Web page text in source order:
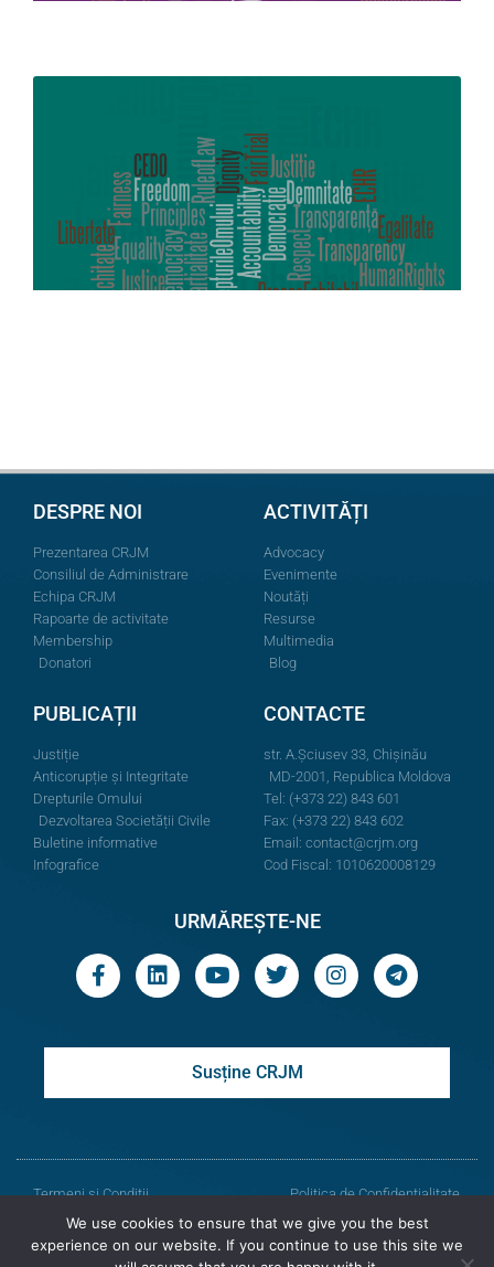
DESPRE NOI
Prezentarea CRJM
Consiliul de Administrare
Echipa CRJM
Rapoarte de activitate
Membership
Donatori
ACTIVITĂȚI
Advocacy
Evenimente
Noutăți
Resurse
Multimedia
Blog
PUBLICAȚII
Justiție
Anticorupție și Integritate
Drepturile Omului
Dezvoltarea Societății Civile
Buletine informative
Infografice
CONTACTE
str. A.Şciusev 33, Chișinău
MD-2001, Republica Moldova
Tel: (+373 22) 843 601
Fax: (+373 22) 843 602
Email: contact@crjm.org
Cod Fiscal: 1010620008129
URMĂREȘTE-NE
Susține CRJM
Termeni și Condiții
Politica de Confidențialitate
© Toate drepturile rezervate
We use cookies to ensure that we give you the best
experience on our website. If you continue to use this site we